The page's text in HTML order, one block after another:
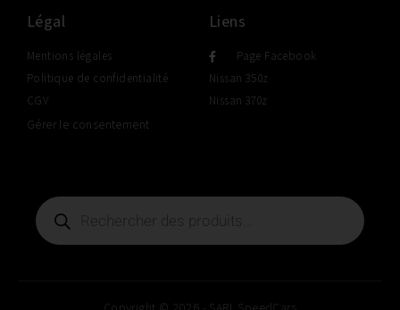
Légal
Mentions légales
Politique de confidentialité
CGV
Gérer le consentement
Liens
Page Facebook
Nissan 350z
Nissan 370z